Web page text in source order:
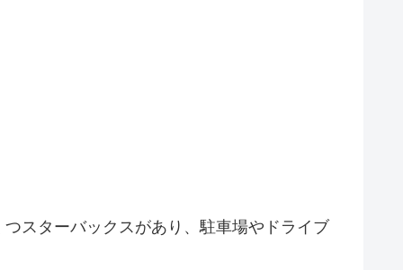
スターバックスがあり、駐車場やドライブ